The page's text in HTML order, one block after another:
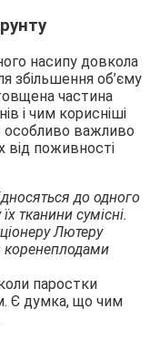
насипу довкола
збільшення об’єму
частина
і чим корисніші
особливо важливо
від поживності
до одного
тканини сумісні.
Лютеру
коренеплодами
паростки
Є думка, що чим